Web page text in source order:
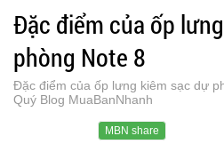
Đặc điểm của ốp
phòng Note 8
Đặc điểm của ốp lưng kiêm sạc dự
Quý Blog MuaBanNhanh
MBN share